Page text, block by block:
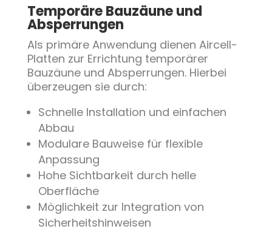
Temporäre Bauzäune und
Absperrungen
Als primäre Anwendung dienen Aircell-
Platten zur Errichtung temporärer
Bauzäune und Absperrungen. Hierbei
überzeugen sie durch:
Schnelle Installation und einfachen
Abbau
Modulare Bauweise für flexible
Anpassung
Hohe Sichtbarkeit durch helle
Oberfläche
Möglichkeit zur Integration von
Sicherheitshinweisen